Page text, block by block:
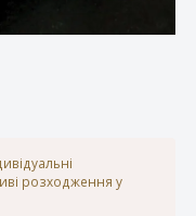
розходження у